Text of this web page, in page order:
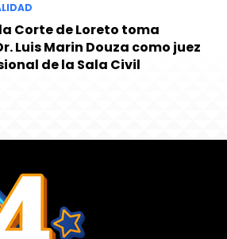
Corte de Loreto toma
Luis Marin Douza como juez
de la Sala Civil